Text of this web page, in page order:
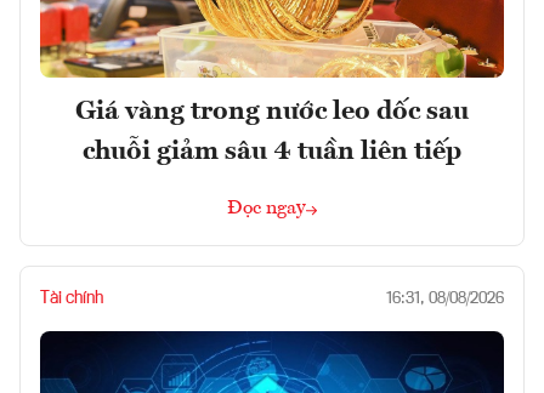
Giá vàng trong nước leo dốc sau
chuỗi giảm sâu 4 tuần liên tiếp
Đọc ngay
Tài chính 16:31, 08/08/2026